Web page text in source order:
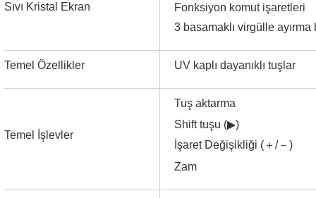
Sıvı Kristal Ekran
Fonksiyon komut işaretleri
3 basamaklı virgülle ayırma
Temel Özellikler UV kaplı dayanıklı tuşlar
Temel İşlevler
Tuş aktarma
Shift tuşu (▶)
İşaret Değişikliği ( ＋/－ )
Zam